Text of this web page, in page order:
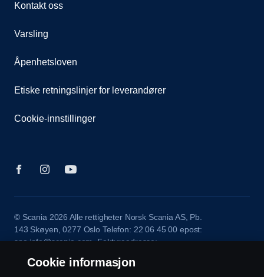
Kontakt oss
Varsling
Åpenhetsloven
Etiske retningslinjer for leverandører
Cookie-innstillinger
© Scania 2026 Alle rettigheter Norsk Scania AS, Pb.
143 Skøyen, 0277 Oslo Telefon: 22 06 45 00 epost:
sno.info@scania.com. Fakturaadresse:
Cookie informasjon